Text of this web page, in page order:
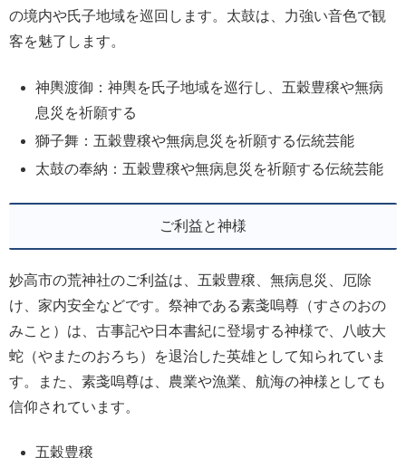
の境内や氏子地域を巡回します。太鼓は、力強い音色で観
客を魅了します。
神輿渡御：神輿を氏子地域を巡行し、五穀豊穣や無病
息災を祈願する
獅子舞：五穀豊穣や無病息災を祈願する伝統芸能
太鼓の奉納：五穀豊穣や無病息災を祈願する伝統芸能
ご利益と神様
妙高市の荒神社のご利益は、五穀豊穣、無病息災、厄除
け、家内安全などです。祭神である素戔嗚尊（すさのおの
みこと）は、古事記や日本書紀に登場する神様で、八岐大
蛇（やまたのおろち）を退治した英雄として知られていま
す。また、素戔嗚尊は、農業や漁業、航海の神様としても
信仰されています。
五穀豊穣